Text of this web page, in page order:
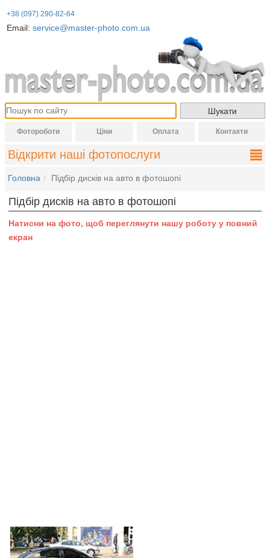
+38 (097) 290-82-64
Email: service@master-photo.com.ua
Фотороботи Ціни Оплата Контакти
Відкрити наші фотопослуги
Головна Підбір дисків на авто в фотошопі
Підбір дисків на авто в фотошопі
Натисни на фото, щоб переглянути нашу роботу у повний
екран